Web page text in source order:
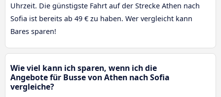
Uhrzeit. Die günstigste Fahrt auf der Strecke Athen nach
Sofia ist bereits ab 49 € zu haben. Wer vergleicht kann
Bares sparen!
Wie viel kann ich sparen, wenn ich die
Angebote für Busse von Athen nach Sofia
vergleiche?